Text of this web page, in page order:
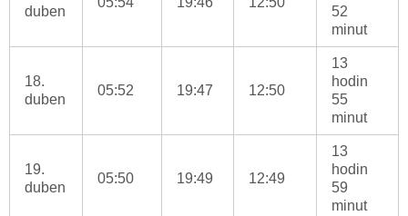
duben
52
minut
18.
duben
05:52 19:47 12:50
13
hodin
55
minut
19.
duben
05:50 19:49 12:49
13
hodin
59
minut